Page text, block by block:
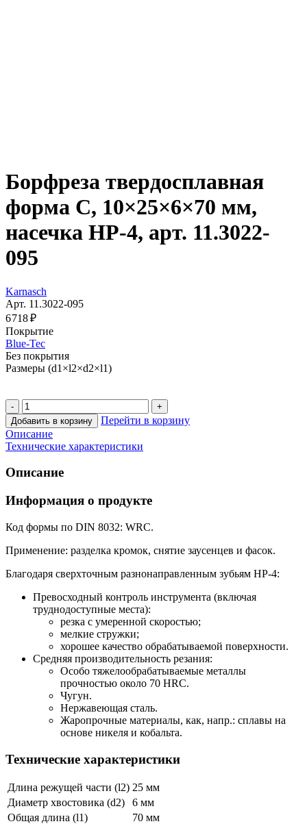
Борфреза твердосплавная
форма C, 10×25×6×70 мм,
насечка HP-4, арт. 11.3022-
095
Karnasch
Арт. 11.3022-095
6 718 ₽
Покрытие
Blue-Tec
Без покрытия
Размеры (d1×l2×d2×l1)
Добавить в корзину
Перейти в корзину
Описание
Технические характеристики
Описание
Информация о продукте
Код формы по DIN 8032: WRC.
Применение: разделка кромок, снятие заусенцев и фасок.
Благодаря сверхточным разнонаправленным зубьям HP-4:
Превосходный контроль инструмента (включая
труднодоступные места):
резка с умеренной скоростью;
мелкие стружки;
хорошее качество обрабатываемой поверхности.
Средняя производительность резания:
Особо тяжелообрабатываемые металлы
прочностью около 70 HRC.
Чугун.
Нержавеющая сталь.
Жаропрочные материалы, как, напр.: сплавы на
основе никеля и кобальта.
Технические характеристики
Длина режущей части (l2) 25 мм
Диаметр хвостовика (d2)
6 мм
Общая длина (l1)
70 мм